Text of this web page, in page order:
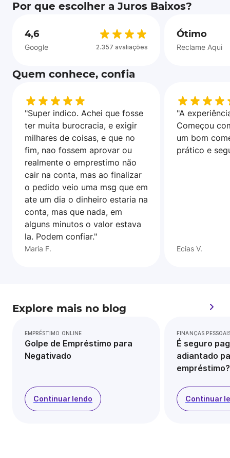
Por que escolher a Juros Baixos?
4,6
Google 2.357 avaliações
Ótimo
Reclame Aqui
Quem conhece, confia
"Super indico. Achei que fosse
ter muita burocracia, e exigir
milhares de coisas, e que no
fim, nao fossem aprovar ou
realmente o emprestimo não
cair na conta, mas ao finalizar
o pedido veio uma msg que em
ate um dia o dinheiro estaria na
conta, mas que nada, em
alguns minutos o valor estava
la. Podem confiar."
Maria F.
"A
Começou
um bom
prático e
Ecias V.
Explore mais no blog
EMPRÉSTIMO ONLINE
Golpe de Empréstimo para
Negativado
Continuar lendo
FINANÇAS
É seguro
adiantado
empréstimo?
Continuar